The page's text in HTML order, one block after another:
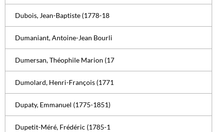
Dubois, Jean-Baptiste (1778-18
Dumaniant, Antoine-Jean Bourli
Dumersan, Théophile Marion (17
Dumolard, Henri-François (1771
Dupaty, Emmanuel (1775-1851)
Dupetit-Méré, Frédéric (1785-1